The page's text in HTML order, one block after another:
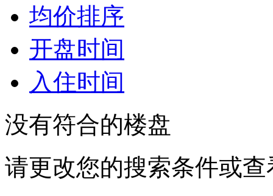
均价排序
开盘时间
入住时间
没有符合的楼盘
请更改您的搜索条件或查